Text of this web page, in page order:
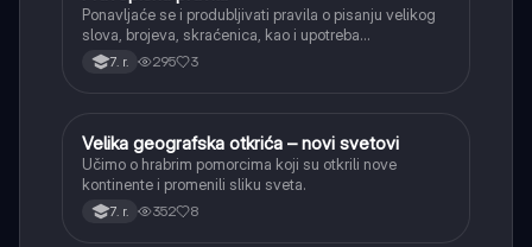
Ponavljaće se i produbljivati pravila o pisanju velikog
slova, brojeva, skraćenica, kao i upotreba
interpunkcije, sa posebnim fokusom na zarez u
složenoj rečenici.
7. r. 295 3
Istorija
Velika geografska otkrića – novi svetovi
Učimo o hrabrim pomorcima koji su otkrili nove
kontinente i promenili sliku sveta.
7. r. 352 8